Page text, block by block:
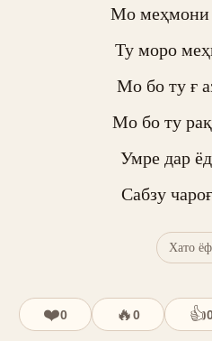
Мо меҳмони
Ту моро
Мо бо ту ғ
Мо бо ту
Умре дар
Сабзу
Хато
❤️0 🔥0 👍